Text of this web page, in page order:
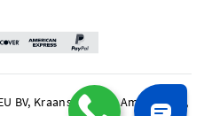
BV, Kraanspoor 50, Amsterdam,